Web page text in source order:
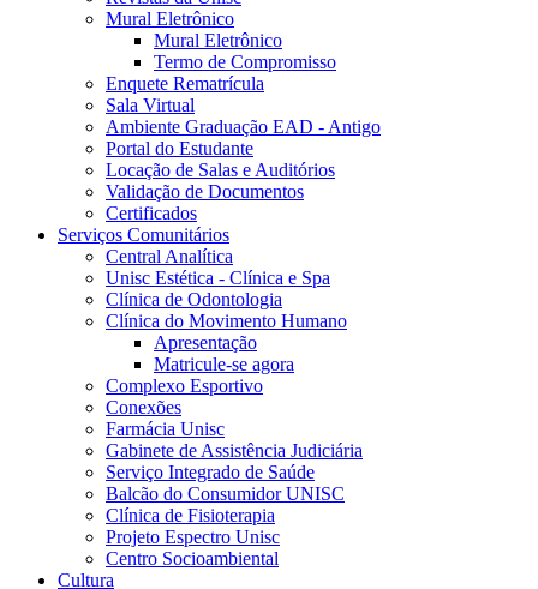
Mural Eletrônico
Mural Eletrônico
Termo de Compromisso
Enquete Rematrícula
Sala Virtual
Ambiente Graduação EAD - Antigo
Portal do Estudante
Locação de Salas e Auditórios
Validação de Documentos
Certificados
Serviços Comunitários
Central Analítica
Unisc Estética - Clínica e Spa
Clínica de Odontologia
Clínica do Movimento Humano
Apresentação
Matricule-se agora
Complexo Esportivo
Conexões
Farmácia Unisc
Gabinete de Assistência Judiciária
Serviço Integrado de Saúde
Balcão do Consumidor UNISC
Clínica de Fisioterapia
Projeto Espectro Unisc
Centro Socioambiental
Cultura